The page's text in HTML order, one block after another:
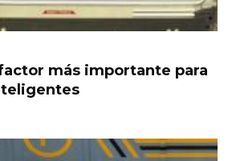
más importante para